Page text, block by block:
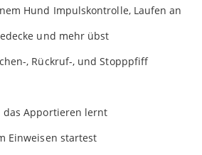
Hund Impulskontrolle, Laufen an
und mehr übst
, Rückruf-, und Stopppfiff
das Apportieren lernt
Einweisen startest